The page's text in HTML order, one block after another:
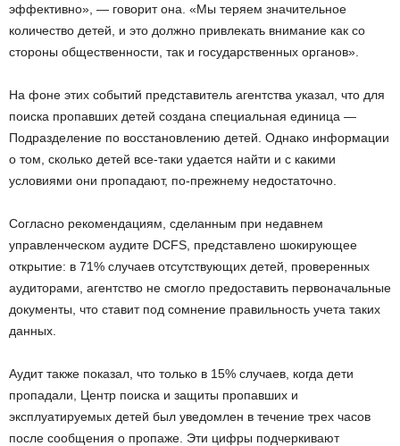
эффективно», — говорит она. «Мы теряем значительное
количество детей, и это должно привлекать внимание как со
стороны общественности, так и государственных органов».
На фоне этих событий представитель агентства указал, что для
поиска пропавших детей создана специальная единица —
Подразделение по восстановлению детей. Однако информации
о том, сколько детей все-таки удается найти и с какими
условиями они пропадают, по-прежнему недостаточно.
Согласно рекомендациям, сделанным при недавнем
управленческом аудите DCFS, представлено шокирующее
открытие: в 71% случаев отсутствующих детей, проверенных
аудиторами, агентство не смогло предоставить первоначальные
документы, что ставит под сомнение правильность учета таких
данных.
Аудит также показал, что только в 15% случаев, когда дети
пропадали, Центр поиска и защиты пропавших и
эксплуатируемых детей был уведомлен в течение трех часов
после сообщения о пропаже. Эти цифры подчеркивают